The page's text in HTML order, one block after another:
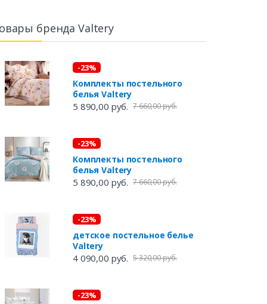
бренда Valtery
-23%
Комплекты постельного
белья Valtery
5 890,00 руб. 7 660,00 руб.
-23%
Комплекты постельного
белья Valtery
5 890,00 руб. 7 660,00 руб.
-23%
детское постельное белье
Valtery
4 090,00 руб. 5 320,00 руб.
-23%